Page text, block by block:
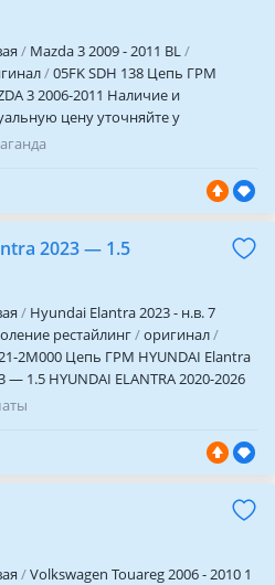
Mazda 3 2009 - 2011 BL
05FK SDH 138 Цепь ГРМ
3 2006-2011 Наличие и
цену уточняйте у
2023 — 1.5
Hyundai Elantra 2023 - н.в. 7
рестайлинг
оригинал
2M000 Цепь ГРМ HYUNDAI Elantra
— 1.5 HYUNDAI ELANTRA 2020-2026
и актуальную цену уточняйте у
Volkswagen Touareg 2006 - 2010 1